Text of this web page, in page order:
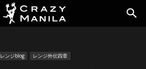
レンジblog レンジ外伝四章